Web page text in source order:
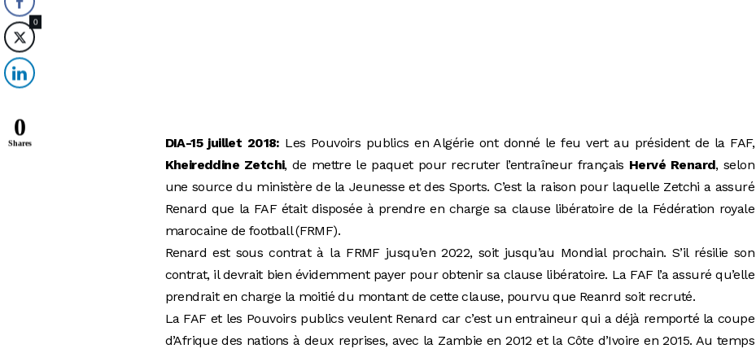
DIA-15 juillet 2018: Les Pouvoirs publics en Algérie ont donné le feu vert au président de la FAF,
Kheireddine Zetchi, de mettre le paquet pour recruter l’entraîneur français Hervé Renard, selon
une source du ministère de la Jeunesse et des Sports. C’est la raison pour laquelle Zetchi a assuré
Renard que la FAF était disposée à prendre en charge sa clause libératoire de la Fédération royale
marocaine de football (FRMF).
Renard est sous contrat à la FRMF jusqu’en 2022, soit jusqu’au Mondial prochain. S’il résilie son
contrat, il devrait bien évidemment payer pour obtenir sa clause libératoire. La FAF l’a assuré qu’elle
prendrait en charge la moitié du montant de cette clause, pourvu que Reanrd soit recruté.
La FAF et les Pouvoirs publics veulent Renard car c’est un entraineur qui a déjà remporté la coupe
d’Afrique des nations à deux reprises, avec la Zambie en 2012 et la Côte d’Ivoire en 2015. Au temps
0
0
Shares